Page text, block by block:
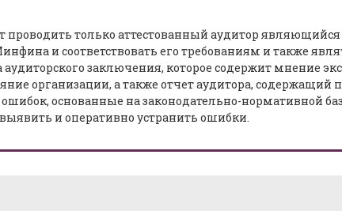
только аттестованный аудитор
и соответствовать его требованиям и также
заключения, которое содержит мнение
организации, а также отчет аудитора,
ошибок, основанные на законодательно-нормативной
и оперативно устранить ошибки.